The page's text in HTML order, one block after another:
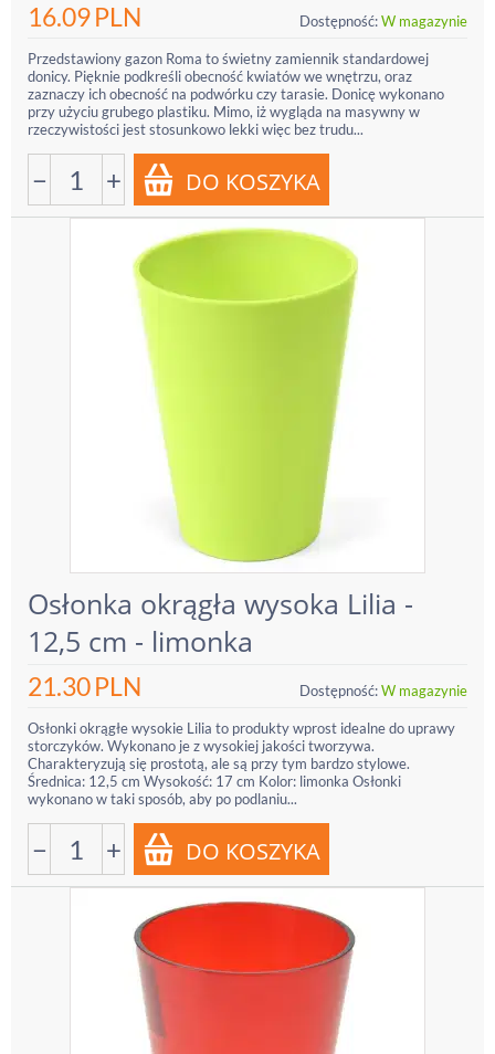
16.09PLN Dostępność:W magazynie
Przedstawiony gazon Roma to świetny zamiennik standardowej
donicy. Pięknie podkreśli obecność kwiatów we wnętrzu, oraz
zaznaczy ich obecność na podwórku czy tarasie. Donicę wykonano
przy użyciu grubego plastiku. Mimo, iż wygląda na masywny w
rzeczywistości jest stosunkowo lekki więc bez trudu...
− +
Osłonka okrągła wysoka Lilia -
12,5 cm - limonka
21.30PLN Dostępność:W magazynie
Osłonki okrągłe wysokie Lilia to produkty wprost idealne do uprawy
storczyków. Wykonano je z wysokiej jakości tworzywa.
Charakteryzują się prostotą, ale są przy tym bardzo stylowe.
Średnica: 12,5 cm Wysokość: 17 cm Kolor: limonka Osłonki
wykonano w taki sposób, aby po podlaniu...
− +